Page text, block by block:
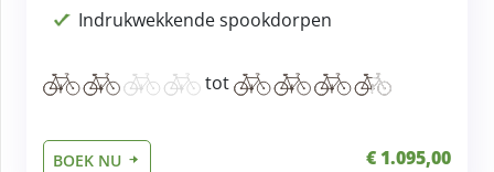
Indrukwekkende spookdorpen
tot
BOEK NU € 1.095,00